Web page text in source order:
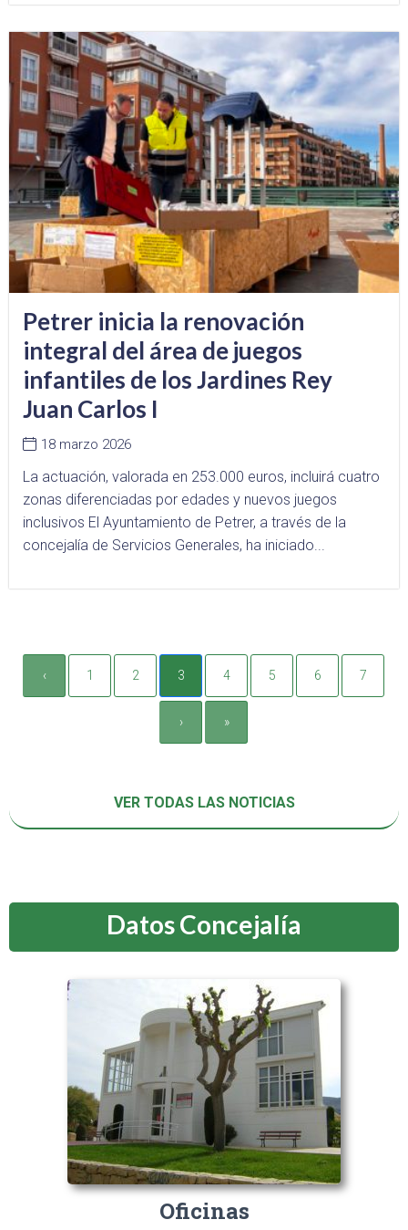
Petrer inicia la renovación
integral del área de juegos
infantiles de los Jardines Rey
Juan Carlos I
18 marzo 2026
La actuación, valorada en 253.000 euros, incluirá cuatro
zonas diferenciadas por edades y nuevos juegos
inclusivos El Ayuntamiento de Petrer, a través de la
concejalía de Servicios Generales, ha iniciado...
‹ 1 2 3 4 5 6 7
› »
VER TODAS LAS NOTICIAS
Datos Concejalía
Oficinas